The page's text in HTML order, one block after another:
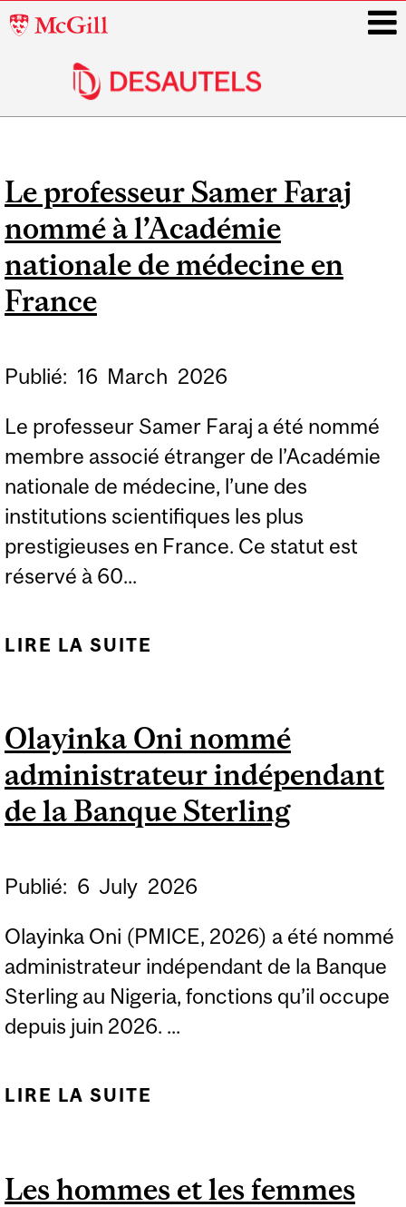
McGill
Le professeur Samer Faraj
nommé à l’Académie
nationale de médecine en
France
Publié: 16 March 2026
Le professeur Samer Faraj a été nommé
membre associé étranger de l’Académie
nationale de médecine, l’une des
institutions scientifiques les plus
prestigieuses en France. Ce statut est
réservé à 60...
LIRE LA SUITE
DE MÉDECINE EN
FRANCE
Olayinka Oni nommé
administrateur indépendant
de la Banque Sterling
Publié: 6 July 2026
Olayinka Oni (PMICE, 2026) a été nommé
administrateur indépendant de la Banque
Sterling au Nigeria, fonctions qu’il occupe
depuis juin 2026. ...
LIRE LA SUITE
INDÉPENDANT DE LA
Les hommes et les femmes